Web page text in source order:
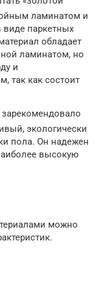
ламинатом и
паркетных
обладает
ламинатом, но
и
так как состоит
экологически
пола. Он надежен
высокую
можно